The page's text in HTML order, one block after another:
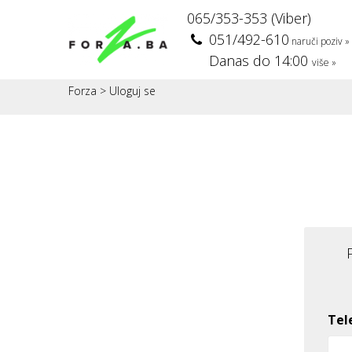
065/353-353 (Viber)
051/492-610 naruči poziv »
Danas do 14:00više »
Forza > Uloguj se